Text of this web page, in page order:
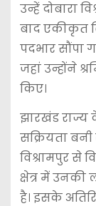
उन्हें दोबारा
बाद एकीकृत
पदभार सौंपा
जहां उन्होंने
किए।
झारखंड
सक्रियता बनी
विश्रामपुर से
क्षेत्र में उनकी
है। इसके